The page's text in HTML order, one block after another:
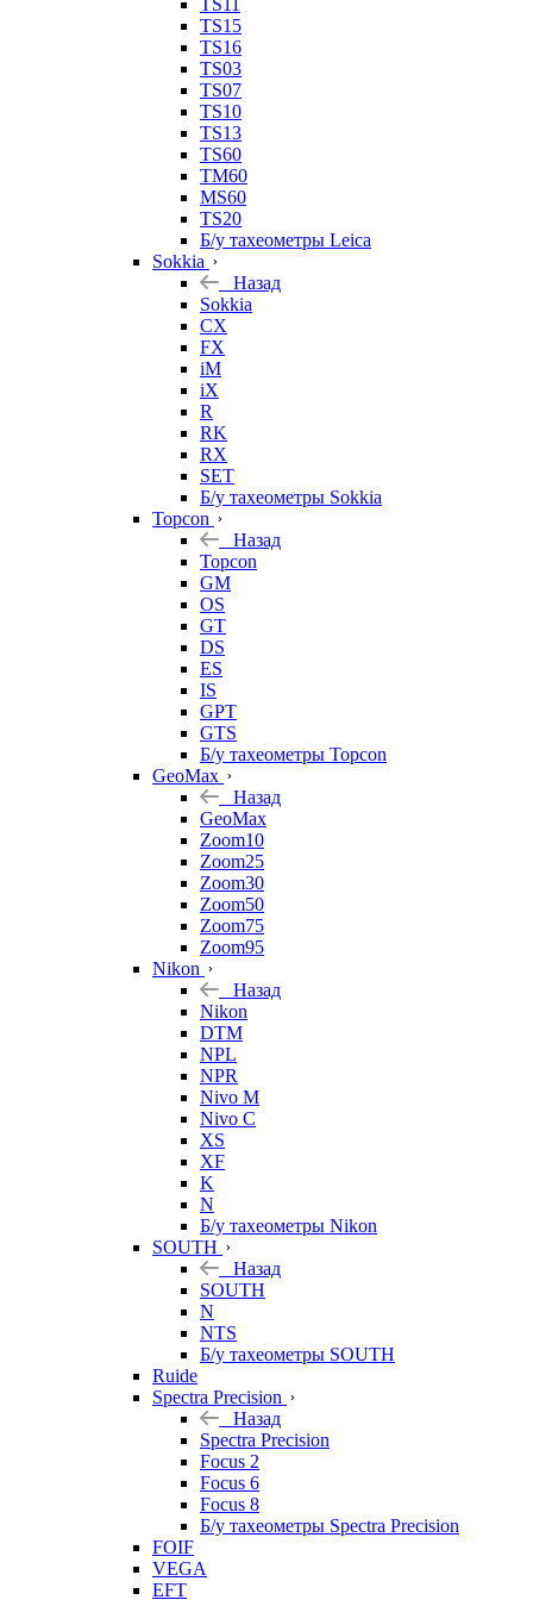
TS11
TS15
TS16
TS03
TS07
TS10
TS13
TS60
TM60
MS60
TS20
Б/у тахеометры Leica
Sokkia
Назад
Sokkia
CX
FX
iM
iX
R
RK
RX
SET
Б/у тахеометры Sokkia
Topcon
Назад
Topcon
GM
OS
GT
DS
ES
IS
GPT
GTS
Б/у тахеометры Topcon
GeoMax
Назад
GeoMax
Zoom10
Zoom25
Zoom30
Zoom50
Zoom75
Zoom95
Nikon
Назад
Nikon
DTM
NPL
NPR
Nivo M
Nivo C
XS
XF
K
N
Б/у тахеометры Nikon
SOUTH
Назад
SOUTH
N
NTS
Б/у тахеометры SOUTH
Ruide
Spectra Precision
Назад
Spectra Precision
Focus 2
Focus 6
Focus 8
Б/у тахеометры Spectra Precision
FOIF
VEGA
EFT